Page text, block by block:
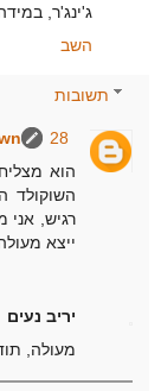
ג'ינג'ר,
השב
תשובות
28 באוגוסט 2014 בשעה 11:02
הוא
השוקולד
רגיש, אני
ייצא
יריב נעים
מעולה,